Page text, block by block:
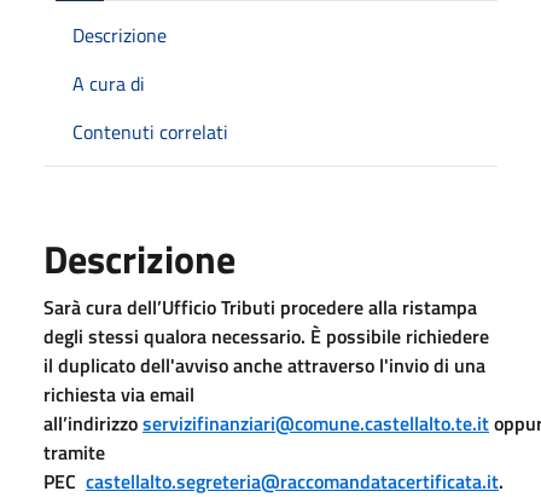
Descrizione
A cura di
Contenuti correlati
Descrizione
Sarà cura dell’Ufficio Tributi procedere alla ristampa
degli stessi qualora necessario. È possibile richiedere
il duplicato dell'avviso anche attraverso l'invio di una
richiesta via email
all’indirizzoservizifinanziari@comune.castellalto.te.it
tramite
PEC castellalto.segreteria@raccomandatacertificata.it.